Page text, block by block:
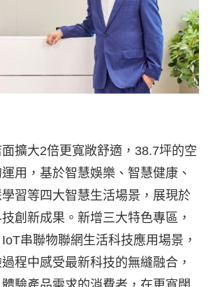
擴大2倍更寬敞舒適，38.7坪的空
用，基於智慧娛樂、智慧健康、
習等四大智慧生活場景，展現於
創新成果。新增三大特色專區，
串聯物聯網生活科技應用場景，
程中感受最新科技的無縫融合，